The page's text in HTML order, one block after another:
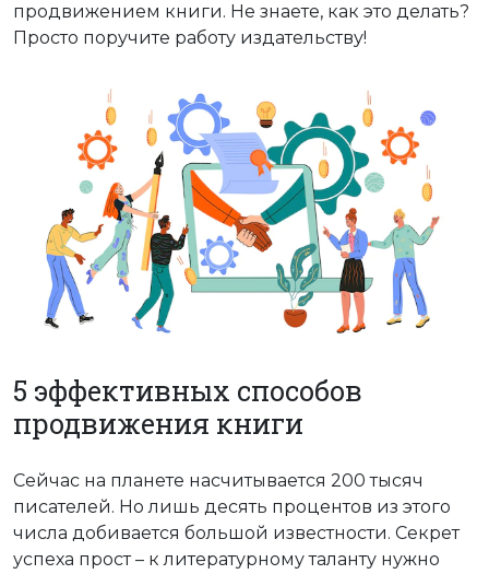
продвижением книги. Не знаете, как это делать?
Просто поручите работу издательству!
5 эффективных способов
продвижения книги
Сейчас на планете насчитывается 200 тысяч
писателей. Но лишь десять процентов из этого
числа добивается большой известности. Секрет
успеха прост – к литературному таланту нужно